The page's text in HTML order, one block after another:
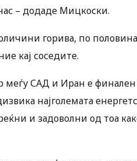
– додаде Мицкоски.
горива, по
кај соседите.
САД и Иран е финален
најголемата
и задоволни од тоа